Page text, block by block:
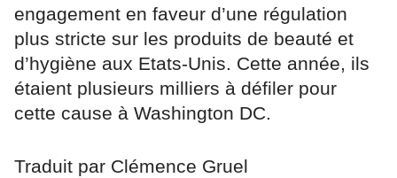
engagement en faveur d’une régulation
plus stricte sur les produits de beauté et
d’hygiène aux Etats-Unis. Cette année, ils
étaient plusieurs milliers à défiler pour
cette cause à Washington DC.
Traduit par Clémence Gruel